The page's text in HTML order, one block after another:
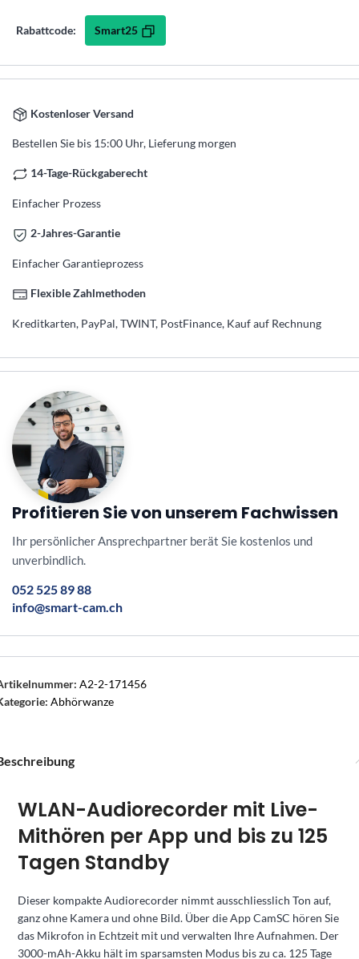
Rabattcode: Smart25
Kostenloser Versand
Bestellen Sie bis 15:00 Uhr, Lieferung morgen
14-Tage-Rückgaberecht
Einfacher Prozess
2-Jahres-Garantie
Einfacher Garantieprozess
Flexible Zahlmethoden
Kreditkarten, PayPal, TWINT, PostFinance, Kauf auf Rechnung
Profitieren Sie von unserem Fachwissen
Ihr persönlicher Ansprechpartner berät Sie kostenlos und
unverbindlich.
052 525 89 88
info@smart-cam.ch
A2-2-171456
Abhörwanze
WLAN-Audiorecorder mit Live-
Mithören per App und bis zu 125
Tagen Standby
Dieser kompakte Audiorecorder nimmt ausschliesslich Ton auf,
ganz ohne Kamera und ohne Bild. Über die App CamSC hören Sie
das Mikrofon in Echtzeit mit und verwalten Ihre Aufnahmen. Der
3000-mAh-Akku hält im sparsamsten Modus bis zu ca. 125 Tage